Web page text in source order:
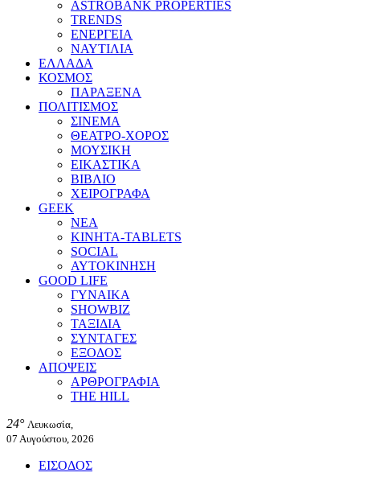
ASTROBANK PROPERTIES
TRENDS
ΕΝΕΡΓΕΙΑ
ΝΑΥΤΙΛΙΑ
ΕΛΛΑΔΑ
ΚΟΣΜΟΣ
ΠΑΡΑΞΕΝΑ
ΠΟΛΙΤΙΣΜΟΣ
ΣΙΝΕΜΑ
ΘΕΑΤΡΟ-ΧΟΡΟΣ
ΜΟΥΣΙΚΗ
ΕΙΚΑΣΤΙΚΑ
ΒΙΒΛΙΟ
ΧΕΙΡΟΓΡΑΦΑ
GEEK
ΝΕΑ
ΚΙΝΗΤΑ-TABLETS
SOCIAL
ΑΥΤΟΚΙΝΗΣΗ
GOOD LIFE
ΓΥΝΑΙΚΑ
SHOWBIZ
ΤΑΞΙΔΙΑ
ΣΥΝΤΑΓΕΣ
ΕΞΟΔΟΣ
ΑΠΟΨΕΙΣ
ΑΡΘΡΟΓΡΑΦΙΑ
THE HILL
24° Λευκωσία,
07 Αυγούστου, 2026
ΕΙΣΟΔΟΣ